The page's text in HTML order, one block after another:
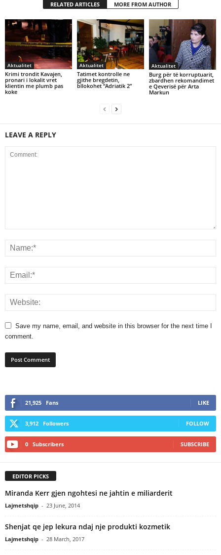
RELATED ARTICLES MORE FROM AUTHOR
Aktualitet
Krimi trondit Kavajen,
pronari i lokalit vret
klientin me plumb pas
koke
Aktualitet
Tatimet kontrolle ne
gjithe bregdetin,
bllokohet “Adriatik 2”
Aktualitet
Burg për të korruptuarit,
zbardhen rekomandimet
e Qeverisë për Arta
Markun
LEAVE A REPLY
Save my name, email, and website in this browser for the next time I
comment.
21,925 Fans LIKE
3,912 Followers FOLLOW
0 Subscribers SUBSCRIBE
EDITOR PICKS
Miranda Kerr gjen ngohtesi ne jahtin e miliarderit
Lajmetshqip - 23 June, 2014
Shenjat qe jep lekura ndaj nje produkti kozmetik
Lajmetshqip - 28 March, 2017